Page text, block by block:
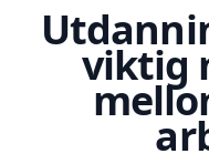
viktig